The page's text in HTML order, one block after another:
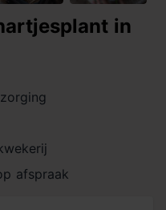
in
afspraak